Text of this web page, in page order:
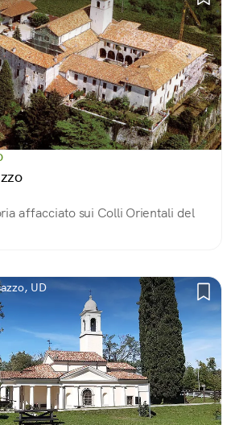
affacciato sui Colli Orientali del
UD